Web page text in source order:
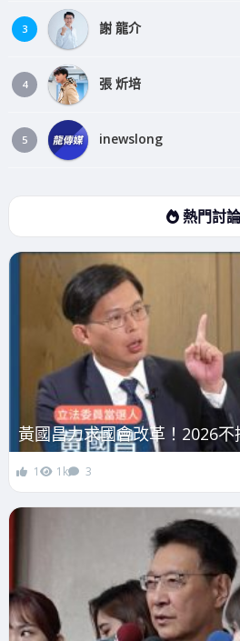
3 謝 龍介
4 張 炘培
5 inewslong
熱門討論
黃國昌力求國會改革！2026
1 1k 3